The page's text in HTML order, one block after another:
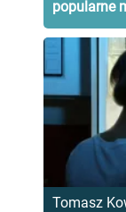
popularne
Tomasz